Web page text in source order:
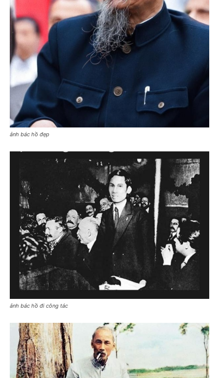
ảnh bác hồ đẹp
ảnh bác hồ đi công tác